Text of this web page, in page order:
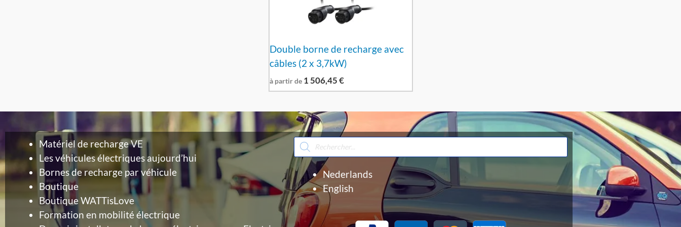
Double borne de recharge avec
câbles (2 x 3,7kW)
à partir de 1 506,45€
Matériel de recharge VE
Les véhicules électriques aujourd’hui
Bornes de recharge par véhicule
Boutique
Boutique WATTisLove
Formation en mobilité électrique
Recherche
de
produits
Nederlands
English